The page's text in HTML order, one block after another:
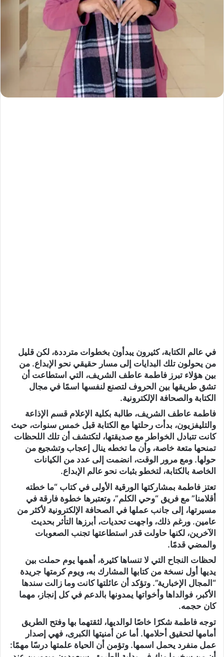
في عالم الكتابة، كثيرون يبدأون بخطوات مترددة، لكن قليل
من يحولون تلك البدايات إلى مسار حقيقي نحو الإبداع. من
بين هؤلاء تبرز فاطمة عاطف الشريف، التي استطاعت أن
تشق طريقها بين الحروف لتصنع لنفسها اسمًا في مجال
الكتابة والصحافة الإلكترونية.
فاطمة عاطف الشريف، طالبة بكلية الإعلام قسم الإذاعة
والتليفزيون، بدأت رحلتها مع الكتابة قبل خمس سنوات، حيث
كانت تتبادل الخواطر مع صديقتها، لتكتشف أن تلك اللحظات
تمنحها متعة خاصة، وأن ما تخطه ينال إعجاب وتشجيع من
حولها. ومع مرور الوقت، انضمت إلى عدد من الكيانات
الخاصة بالكتابة، لتخطو بثبات نحو عالم الإبداع.
تعتز فاطمة بمشاركتها الورقية الأولى في كتاب “ما خطته
أقلامنا” مع فريق “وحي الكلم”، وتعتبرها خطوة فارقة في
مسيرتها، إلى جانب عملها في الصحافة الإلكترونية لأكثر من
عامين. ورغم ذلك، واجهت تحديات، أبرزها التأثر بحديث
الآخرين، لكنها حاولت قدر استطاعتها تجنب الصعوبات
والمضي قدمًا.
لحظات النجاح التي لا تنساها كثيرة، أهمها يوم حملت بين
يديها أول نسخة من كتابها المشارك به، ويوم كرمتها جريدة
“المجال الإخبارية”. وتؤكد أن عائلتها كانت وما زالت سندها
الأكبر، فوالداها وأخواتها يمدونها بالدعم في كل إنجاز، مهما
كان حجمه.
توجه فاطمة شكرًا خاصًا لوالديها، لثقتهما بها وفتح الطريق
أمامها لتحقيق أحلامها. أما عن أمنيتها الكبرى، فهي إصدار
عمل منفرد يحمل اسمها. وتؤمن أن الحياة علمتها درسًا مهمًا: